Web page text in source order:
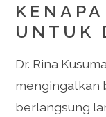
UNTUK
Dr. Rina
mengingatkan
berlangsung